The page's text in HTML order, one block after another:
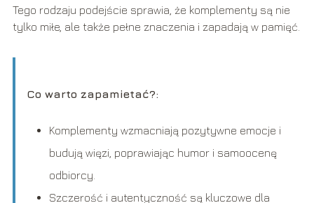
Tego rodzaju podejście sprawia, że komplementy są nie
tylko miłe, ale także pełne znaczenia i zapadają w pamięć.
Co warto zapamietać?:
Komplementy wzmacniają pozytywne emocje i
budują więzi, poprawiając humor i samoocenę
odbiorcy.
Szczerość i autentyczność są kluczowe dla